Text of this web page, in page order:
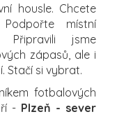
housle. Chcete
místní
Připravili jsme
zápasů, ale i
Stačí si vybrat.
fotbalových
- Plzeň - sever